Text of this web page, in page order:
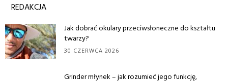
REDAKCJA
Jak dobrać okulary przeciwsłoneczne do kształtu
twarzy?
30 CZERWCA 2026
Grinder młynek – jak rozumieć jego funkcję,